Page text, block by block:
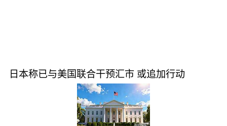
日本称已与美国联合干预汇市 或追加行动